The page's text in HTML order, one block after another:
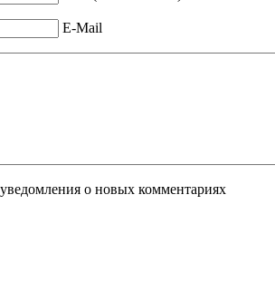
E-Mail
о новых комментариях